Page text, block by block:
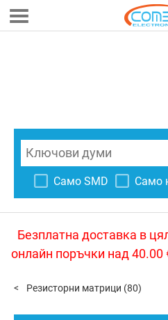
Само SMD Само
Безплатна доставка в
онлайн поръчки над
Резисторни матрици (80)